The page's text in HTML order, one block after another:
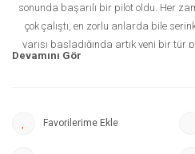
sonunda başarılı bir pilot oldu. Her
çok çalıştı, en zorlu anlarda bile
yarışı başladığında artık yeni bir
Neil, onlarca aday arasından tüm
"Dünyayı Değiştiren Sıradan